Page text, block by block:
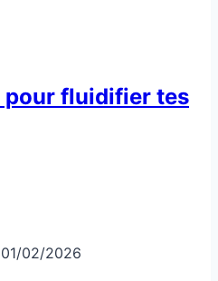
pour fluidifier tes
01/02/2026